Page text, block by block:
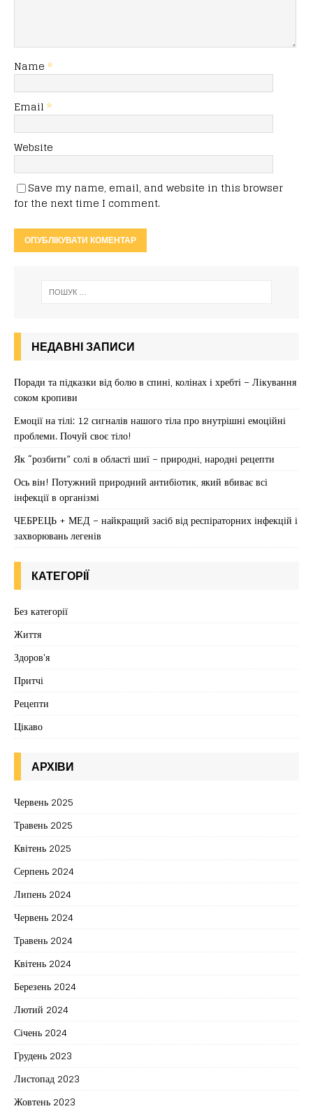
Name *
Email *
Website
Save my name, email, and website in this browser
for the next time I comment.
НЕДАВНІ ЗАПИСИ
Поради та підказки від болю в спині, колінах і хребті – Лікування
соком кропиви
Емоції на тілі: 12 сигналів нашого тіла про внутрішні емоційні
проблеми. Почуй своє тіло!
Як “розбити” солі в області шиї – природні, народні рецепти
Ось він! Потужний природний антибіотик, який вбиває всі
інфекції в організмі
ЧЕБРЕЦЬ + МЕД – найкращий засіб від респіраторних інфекцій і
захворювань легенів
КАТЕГОРІЇ
Без категорії
Життя
Здоров'я
Притчі
Рецепти
Цікаво
АРХІВИ
Червень 2025
Травень 2025
Квітень 2025
Серпень 2024
Липень 2024
Червень 2024
Травень 2024
Квітень 2024
Березень 2024
Лютий 2024
Січень 2024
Грудень 2023
Листопад 2023
Жовтень 2023